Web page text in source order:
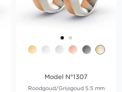
Model N°1307
Roodgoud/Grijsgoud 5.5 mm